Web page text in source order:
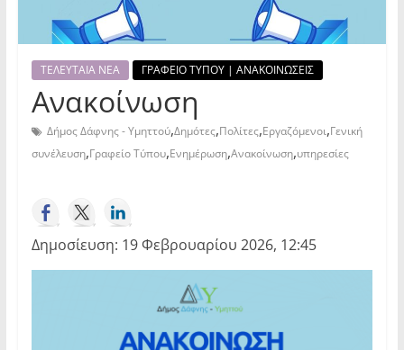
ΤΕΛΕΥΤΑΙΑ ΝΕΑ ΓΡΑΦΕΙΟ ΤΥΠΟΥ | ΑΝΑΚΟΙΝΩΣΕΙΣ
Ανακοίνωση
Δήμος Δάφνης - Υμηττού,Δημότες,Πολίτες,Εργαζόμενοι,Γενική
συνέλευση,Γραφείο Τύπου,Ενημέρωση,Ανακοίνωση,υπηρεσίες
Δημοσίευση: 19 Φεβρουαρίου 2026, 12:45